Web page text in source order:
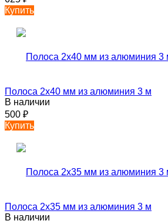
Купить
Полоса 2х40 мм из алюминия 3 м
В наличии
500 ₽
Купить
Полоса 2х35 мм из алюминия 3 м
В наличии